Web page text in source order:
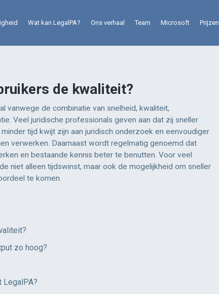
Wat kan LegalPA? Ons verhaal Team Microsoft Prijzen
de kwaliteit?
vanwege de combinatie van snelheid, kwaliteit,
Veel juridische professionals geven aan dat zij sneller
tijd kwijt zijn aan juridisch onderzoek en eenvoudiger
verwerken. Daarnaast wordt regelmatig genoemd dat
en bestaande kennis beter te benutten. Voor veel
niet alleen tijdswinst, maar ook de mogelijkheid om sneller
te komen.
zo hoog?
LegalPA?